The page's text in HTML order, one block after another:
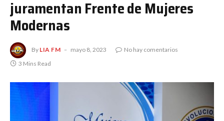
juramentan Frente de Mujeres
Modernas
By LIA FM mayo 8, 2023
No hay comentarios
3 Mins Read